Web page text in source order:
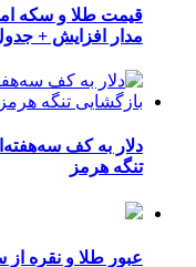
مدار افزایش +
دلار به کف
تنگه هرمز
عبور طلا و نقره